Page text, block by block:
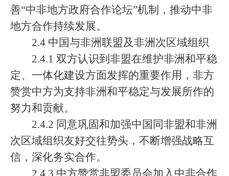
善“中非地方政府合作论坛”机制，推动中非
地方合作持续发展。
2.4 中国与非洲联盟及非洲次区域组织
2.4.1 双方认识到非盟在维护非洲和平稳
定、一体化建设方面发挥的重要作用，非方
赞赏中方为支持非洲和平稳定与发展所作的
努力和贡献。
2.4.2 同意巩固和加强中国同非盟和非洲
次区域组织友好交往势头，不断增强战略互
信，深化务实合作。
2.4.3 中方赞赏非盟委员会加入中非合作